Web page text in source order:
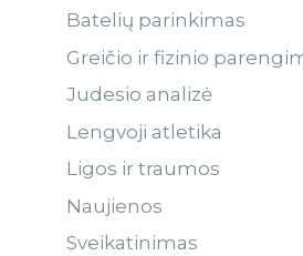
Batelių parinkimas
Greičio ir fizinio
Judesio analizė
Lengvoji atletika
Ligos ir traumos
Naujienos
Sveikatinimas